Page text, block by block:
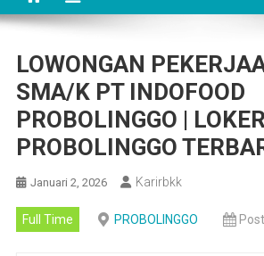
LOWONGAN
SMA/K PT INDOFOOD
PROBOLINGGO |
PROBOLINGGO
Januari 2, 2026 Karirbkk
Full Time PROBOLINGGO